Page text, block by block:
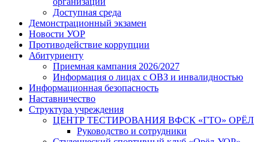
Доступная среда
Демонстрационный экзамен
Новости УОР
Противодействие коррупции
Абитуриенту
Приемная кампания 2026/2027
Информация о лицах с ОВЗ и инвалидностью
Информационная безопасность
Наставничество
Структура учреждения
ЦЕНТР ТЕСТИРОВАНИЯ ВФСК «ГТО» ОРЁЛ
Руководство и сотрудники